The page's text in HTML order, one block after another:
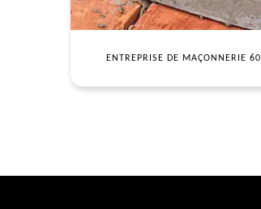
ENTREPRISE DE MAÇONNERIE 60